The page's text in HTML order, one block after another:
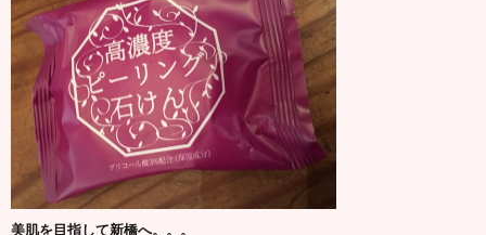
美肌を目指して新橋へ。。。